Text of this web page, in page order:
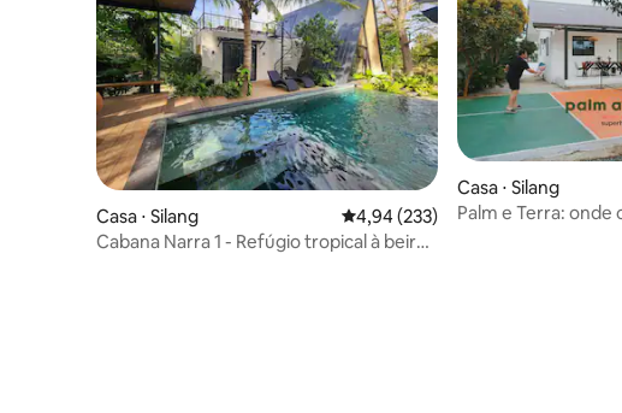
Casa ⋅ Silang 4,94 de uma avaliação média de
4,94 (233)
Cabana Narra 1 - Refúgio tropical à beira
Casa ⋅ Silang
Palm e Terra: onde